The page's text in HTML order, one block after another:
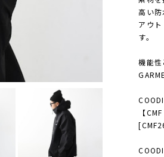
高い
アウ
す。
機能
【